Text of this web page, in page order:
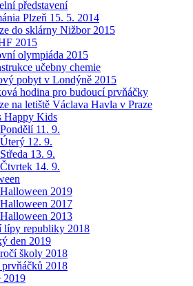
představení
Plzeň 15. 5. 2014
do sklárny Nižbor 2015
2015
olympiáda 2015
učebny chemie
pobyt v Londýně 2015
hodina pro budoucí prvňáčky
na letiště Václava Havla v Praze
Happy Kids
Pondělí 11. 9.
Úterý 12. 9.
Středa 13. 9.
Čtvrtek 14. 9.
Halloween 2019
Halloween 2017
Halloween 2013
lípy republiky 2018
den 2019
školy 2018
2018
2019